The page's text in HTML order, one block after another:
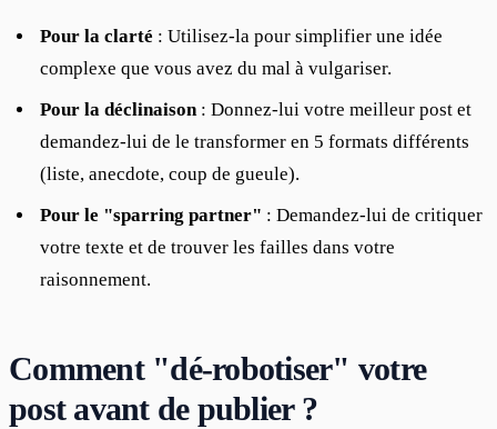
Pour la clarté : Utilisez-la pour simplifier une idée
complexe que vous avez du mal à vulgariser.
Pour la déclinaison : Donnez-lui votre meilleur post et
demandez-lui de le transformer en 5 formats différents
(liste, anecdote, coup de gueule).
Pour le "sparring partner" : Demandez-lui de critiquer
votre texte et de trouver les failles dans votre
raisonnement.
Comment "dé-robotiser" votre
post avant de publier ?